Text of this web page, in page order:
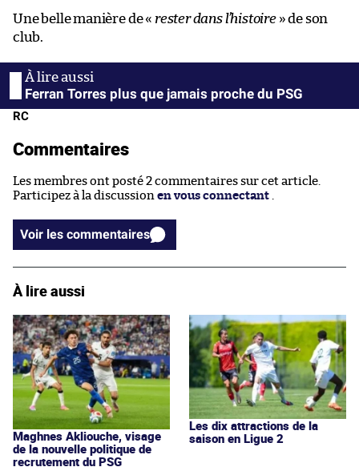
Une belle manière de « rester dans l’histoire» de son
club.
Ferran Torres plus que jamais proche du PSG
RC
Commentaires
Les membres ont posté 2 commentaires sur cet article.
Participez à la discussion en vous connectant .
Voir les commentaires
À lire aussi
Maghnes Akliouche, visage
de la nouvelle politique de
recrutement du PSG
Les dix attractions de la
saison en Ligue 2